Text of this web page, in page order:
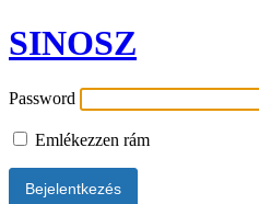
SINOSZ
Password
Emlékezzen rám